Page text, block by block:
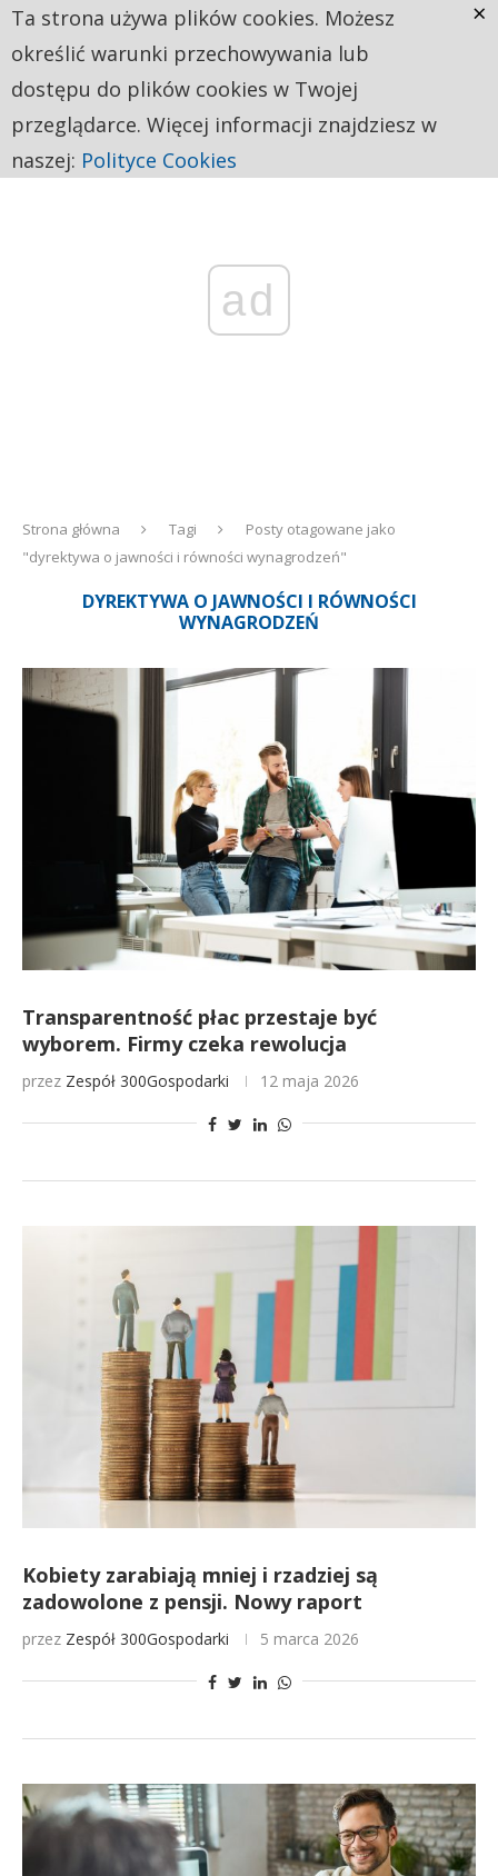
ad
Strona główna Tagi
Posty otagowane jako
"dyrektywa o jawności i równości wynagrodzeń"
DYREKTYWA O JAWNOŚCI I RÓWNOŚCI
WYNAGRODZEŃ
Transparentność płac przestaje być
wyborem. Firmy czeka rewolucja
przez Zespół 300Gospodarki 12 maja 2026
Kobiety zarabiają mniej i rzadziej są
zadowolone z pensji. Nowy raport
przez Zespół 300Gospodarki 5 marca 2026
Ta strona używa plików cookies. Możesz
określić warunki przechowywania lub
dostępu do plików cookies w Twojej
przeglądarce. Więcej informacji znajdziesz w
naszej: Polityce Cookies
×